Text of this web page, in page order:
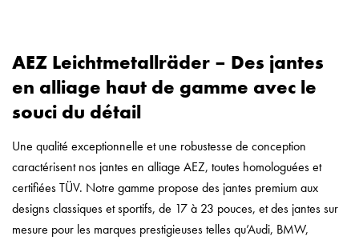
AEZ Leichtmetallräder – Des jantes
en alliage haut de gamme avec le
souci du détail
Une qualité exceptionnelle et une robustesse de conception
caractérisent nos jantes en alliage AEZ, toutes homologuées et
certifiées TÜV. Notre gamme propose des jantes premium aux
designs classiques et sportifs, de 17 à 23 pouces, et des jantes sur
mesure pour les marques prestigieuses telles qu’Audi, BMW,